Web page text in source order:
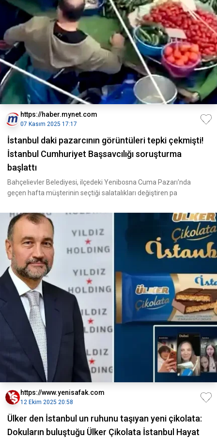
https://haber.mynet.com
07 Kasım 2025 17:17
İstanbul daki pazarcının görüntüleri tepki çekmişti!
İstanbul Cumhuriyet Başsavcılığı soruşturma
başlattı
Bahçelievler Belediyesi, ilçedeki Yenibosna Cuma Pazarı'nda
geçen hafta müşterinin seçtiği salatalıkları değiştiren pa
https://www.yenisafak.com
12 Ekim 2025 20:58
Ülker den İstanbul un ruhunu taşıyan yeni çikolata:
Dokuların buluştuğu Ülker Çikolata İstanbul Hayat